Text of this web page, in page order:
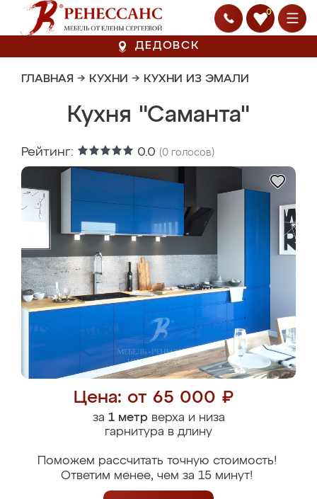
0
ДЕДОВСК
ГЛАВНАЯ → КУХНИ → КУХНИ ИЗ ЭМАЛИ
Кухня "Саманта"
Рейтинг: 0.0 (0 голосов)
Цена: от 65 000 ₽
за 1 метрверха и низа
гарнитура в длину
Поможем рассчитать точную стоимость!
Ответим менее, чем за 15 минут!